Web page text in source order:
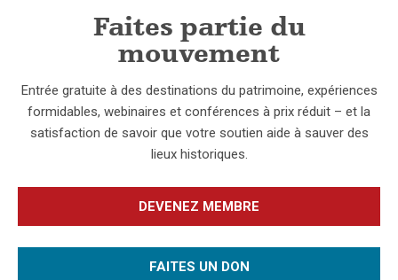
Faites partie du
mouvement
Entrée gratuite à des destinations du patrimoine, expériences
formidables, webinaires et conférences à prix réduit – et la
satisfaction de savoir que votre soutien aide à sauver des
lieux historiques.
DEVENEZ MEMBRE
FAITES UN DON